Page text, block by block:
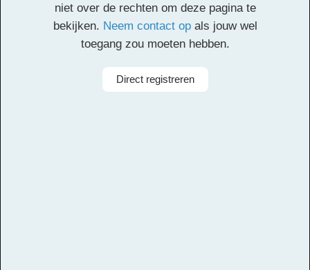
geregistreerde gebruikers. Een account aanmaken
is gratis. Registreerhiereen account. Je registratie
moet worden geverifieerd. Controleer het postvak
niet over de rechten om deze pagina te
bekijken. Neem contact opals jouw wel
toegang zou moeten hebben.
Direct registreren